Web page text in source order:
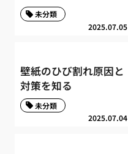
2025.07.05
未分類
壁紙のひび割れ原因と
対策を知る
2025.07.04
未分類